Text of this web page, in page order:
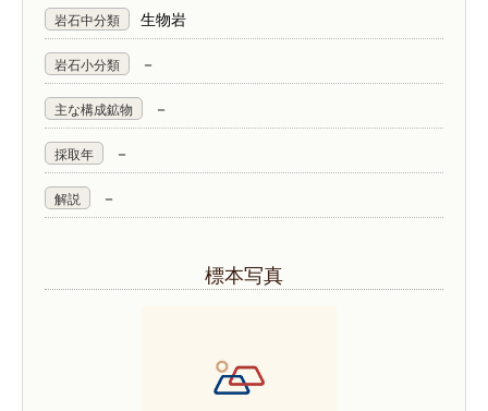
岩石中分類 生物岩
岩石小分類 －
主な構成鉱物 －
採取年 －
解説 －
標本写真